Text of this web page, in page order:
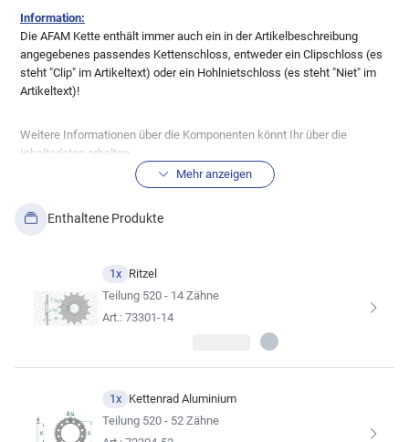
Information:
Die AFAM Kette enthält immer auch ein in der Artikelbeschreibung
angegebenes passendes Kettenschloss, entweder ein Clipschloss (es
steht "Clip" im Artikeltext) oder ein Hohlnietschloss (es steht "Niet" im
Artikeltext)!
Weitere Informationen über die Komponenten könnt Ihr über die
Inhaltsdaten erhalten.
BITTE prüft auch anhand der technischen Zeichnung der
soweit Euch das möglich ist um Fehler zu vermeiden!
Standardausführung geliefert! Sonderanfertigungen, wie
Ritzel/Räder mit Schlammnuten etc. bedürfen der
gesonderten Anfrage per Mail.
Solltet Ihr eine andere Übersetzung wünschen, könnt Ihr diese über den
Wir empfehlen, sich für die Kette im Kettensatz stets an der
Erstausrüsterqualität zu orientieren
(siehe Ergebnisse der Fahrzeugsuche).
Mehr anzeigen
Enthaltene Produkte
1x Ritzel
Teilung 520 - 14 Zähne
Art.: 73301-14
1x Kettenrad Aluminium
Teilung 520 - 52 Zähne